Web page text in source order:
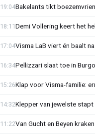
Bakelants tikt
19:04
Demi Vollering keert het
18:11
Visma LaB viert én baalt
17:04
Pellizzari slaat toe in
16:34
Klap voor Visma-familie:
15:26
Klepper van jewelste
14:32
Van Gucht en Beyen
11:22